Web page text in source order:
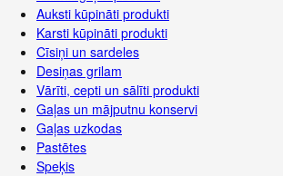
Auksti kūpināti produkti
Karsti kūpināti produkti
Cīsiņi un sardeles
Desiņas grilam
Vārīti, cepti un sālīti produkti
Gaļas un mājputnu konservi
Gaļas uzkodas
Pastētes
Speķis